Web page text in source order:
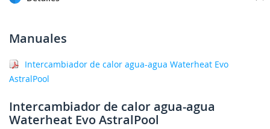
Manuales
Intercambiador de calor agua-agua Waterheat Evo
AstralPool
Intercambiador de calor agua-agua
Waterheat Evo AstralPool